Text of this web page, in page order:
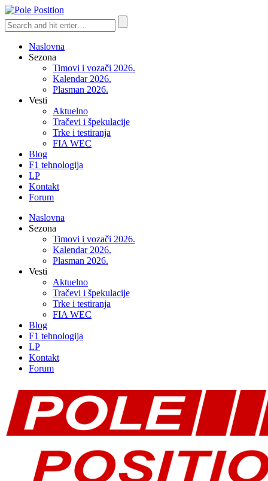
Naslovna
Sezona
Timovi i vozači 2026.
Kalendar 2026.
Plasman 2026.
Vesti
Aktuelno
Tračevi i špekulacije
Trke i testiranja
FIA WEC
Blog
F1 tehnologija
LP
Kontakt
Forum
Naslovna
Sezona
Timovi i vozači 2026.
Kalendar 2026.
Plasman 2026.
Vesti
Aktuelno
Tračevi i špekulacije
Trke i testiranja
FIA WEC
Blog
F1 tehnologija
LP
Kontakt
Forum